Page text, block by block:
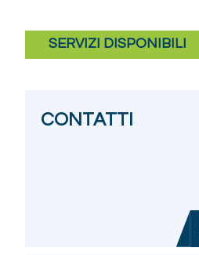
SERVIZI DISPONIBILI
CONTATTI